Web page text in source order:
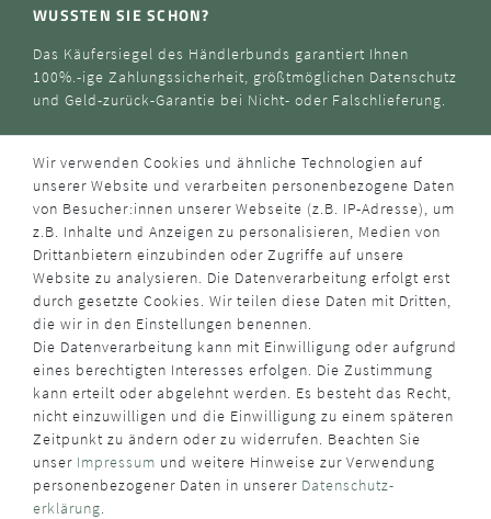
WUSSTEN SIE SCHON?
Das Käufersiegel des Händlerbunds garantiert Ihnen
100%.-ige Zahlungssicherheit, größtmöglichen Datenschutz
und Geld-zurück-Garantie bei Nicht- oder Falschlieferung.
Wir verwenden Cookies und ähnliche Technologien auf
unserer Website und verarbeiten personenbezogene Daten
von Besucher:innen unserer Webseite (z.B. IP-Adresse), um
z.B. Inhalte und Anzeigen zu personalisieren, Medien von
Drittanbietern einzubinden oder Zugriffe auf unsere
Website zu analysieren. Die Datenverarbeitung erfolgt erst
durch gesetzte Cookies. Wir teilen diese Daten mit Dritten,
die wir in den Einstellungen benennen.
Die Datenverarbeitung kann mit Einwilligung oder aufgrund
eines berechtigten Interesses erfolgen. Die Zustimmung
kann erteilt oder abgelehnt werden. Es besteht das Recht,
nicht einzuwilligen und die Einwilligung zu einem späteren
Zeitpunkt zu ändern oder zu widerrufen. Beachten Sie
unser Impressum und weitere Hinweise zur Verwendung
personenbezogener Daten in unserer Daten­schutz­
erklärung.